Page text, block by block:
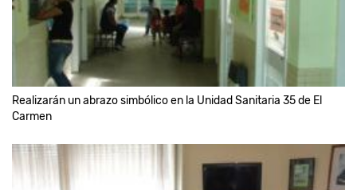
Realizarán un abrazo simbólico en la Unidad Sanitaria 35 de El
Carmen